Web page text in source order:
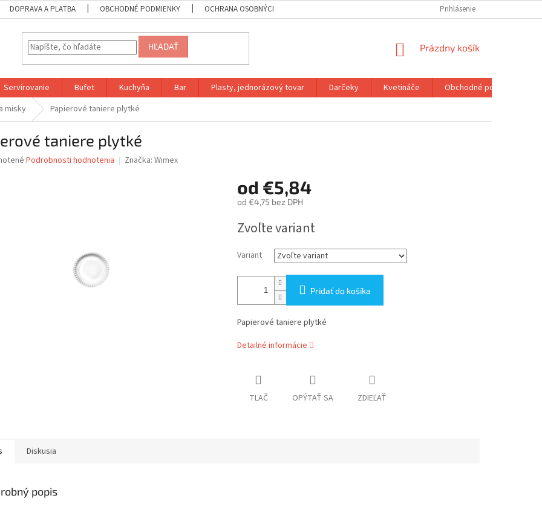
DOPRAVA A PLATBA OBCHODNÉ PODMIENKY OCHRANA OSOBNÝCH ÚDAJOV Prihlásenie
HĽADAŤ
NÁKUPNÝ
Prázdny košík
Servírovanie Bufet Kuchyňa Bar Plasty, jednorázový tovar Darčeky Kvetináče
Obchodné podmienky
misky Papierové taniere plytké
taniere plytké
Podrobnosti hodnotenia Značka: Wimex
od €5,84
od €4,75 bez DPH
cena:
Zvoľte variant
Variant
Pridať do košíka
Papierové taniere plytké
Detailné informácie
TLAČ OPÝTAŤ SA ZDIEĽAŤ
Diskusia
popis